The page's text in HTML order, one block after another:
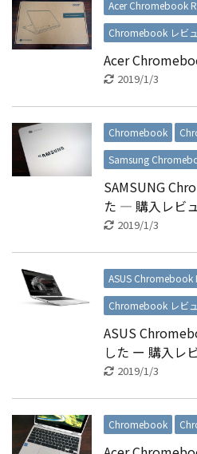
Acer Chromebook
Chromebook レビ
Acer
2019/1/3
Chromebook
Samsung
SAMSUNG
た ― 購入レビ
2019/1/3
ASUS Chromebook
Chromebook レビ
ASUS
した ー 購入レ
2019/1/3
Chromebook